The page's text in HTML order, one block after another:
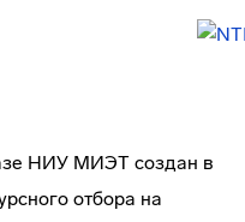
НИУ МИЭТ создан в
отбора на